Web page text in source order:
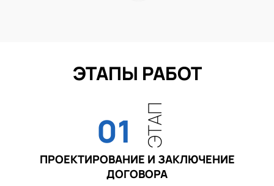
ЭТАПЫ РАБОТ
01 ЭТАП
ПРОЕКТИРОВАНИЕ И ЗАКЛЮЧЕНИЕ
ДОГОВОРА